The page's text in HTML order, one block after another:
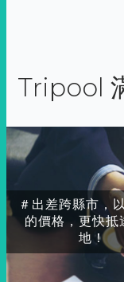
Tripool
＃出差跨縣市，
的價格，更快抵
地！